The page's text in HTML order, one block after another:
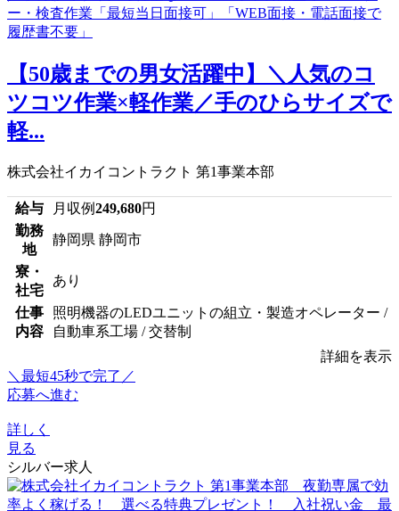
【50歳までの男女活躍中】＼人気のコ
ツコツ作業×軽作業／手のひらサイズで
軽...
株式会社イカイコントラクト 第1事業本部
給与 月収例249,680円
勤務
地
静岡県 静岡市
寮・
社宅
あり
仕事
内容
照明機器のLEDユニットの組立・製造オペレーター /
自動車系工場 / 交替制
詳細を表示
＼最短45秒で完了／
応募へ進む
詳しく
見る
シルバー求人